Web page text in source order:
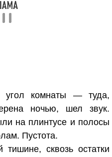
угол комнаты — туда,
ночью, шел звук.
на плинтусе и полосы
Пустота.
сквозь остатки